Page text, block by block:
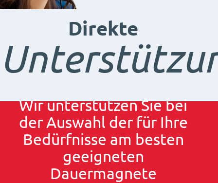
Direkte
Wir unterstützen Sie bei
der Auswahl der für Ihre
Bedürfnisse am besten
geeigneten
Dauermagnete